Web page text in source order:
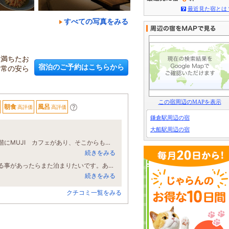
すべての写真をみる
ちたお
の安ら
宿泊のご予約はこちらから
朝食高評価 風呂 高評価
泊まる前にチェックしていた通り、駅からとても近く 分かりやすかったです。 1階にMUJI カフェがあり、そこからもうおしゃれ。 中に入ると、まあ、本当に素敵な香り。 そこから癒されました。 お部屋から二の鳥居が見えて更なる癒し。 何より嬉しかったのは、お部屋の中隅々まで本当に 綺麗にお掃除されていて、特にお風呂はピッかピかで気持ち良かったです。 アメニティも本当に充実していて、多分、今まで泊まった事のあるどのホテルより良かったです。 チェックインした後、荷物を預かって頂き、神社仏閣巡りをして、戻る予定の時間より3時間も過ぎてしまいましたが、とびきりの笑顔で荷物を持ってきて下さいました。 また鎌倉に行く時は泊めさせて頂きます！
続きをみる
接客も皆さん気持ちよく、お部屋も館内も綺麗で快適に過ごせました。鎌倉に来る事があったらまた泊まりたいです。ありがとうございました☆
続きをみる
クチコミ一覧をみる
最近見た宿とは
この宿周辺のMAPを表示
鎌倉駅周辺の宿
大船駅周辺の宿